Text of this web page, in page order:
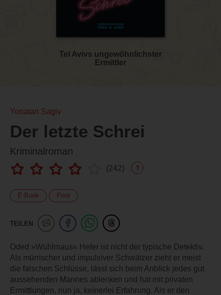
Tel Avivs ungewöhnlichster
Ermittler
Yonatan Sagiv
Der letzte Schrei
Kriminalroman
(242) ?
E-Book Print
TEILEN
Oded »Wühlmaus« Hefer ist nicht der typische Detektiv.
Als mürrischer und impulsiver Schwätzer zieht er meist
die falschen Schlüsse, lässt sich beim Anblick jedes gut
aussehenden Mannes ablenken und hat mit privaten
Ermittlungen, nun ja, keinerlei Erfahrung. Als er den